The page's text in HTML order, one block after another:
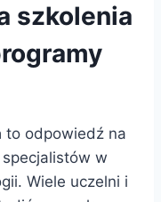
szkolenia
to odpowiedź na
w
Wiele uczelni i